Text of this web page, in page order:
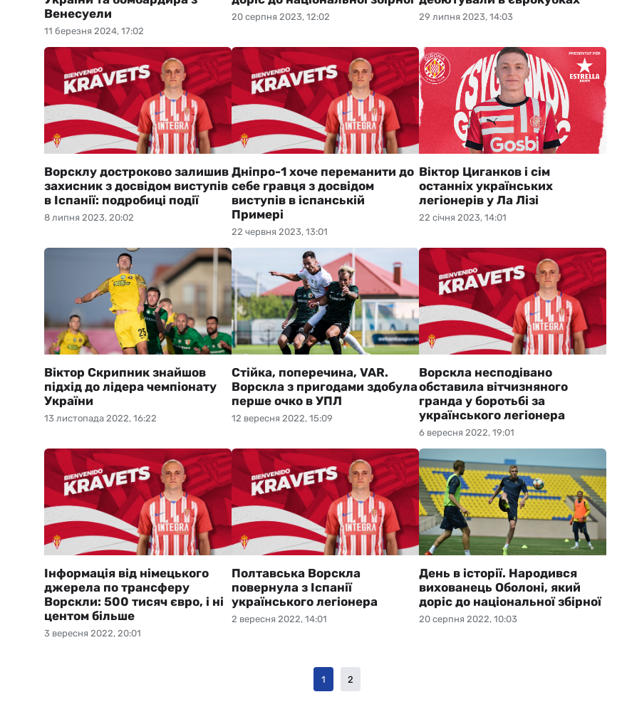
11 березня 2024, 17:02
Венесуели
20 серпня 2023, 12:02 29 липня 2023, 14:03
8 липня 2023, 20:02
Ворсклу достроково залишив
захисник з досвідом виступів
в Іспанії: подробиці події
22 червня 2023, 13:01
Дніпро-1 хоче переманити до
себе гравця з досвідом
виступів в іспанській
Примері
22 січня 2023, 14:01
Віктор Циганков і сім
останніх українських
легіонерів у Ла Лізі
13 листопада 2022, 16:22
Віктор Скрипник знайшов
підхід до лідера чемпіонату
України
12 вересня 2022, 15:09
Стійка, поперечина, VAR.
Ворскла з пригодами здобула
перше очко в УПЛ
6 вересня 2022, 19:01
Ворскла несподівано
обставила вітчизняного
гранда у боротьбі за
українського легіонера
3 вересня 2022, 20:01
Інформація від німецького
джерела по трансферу
Ворскли: 500 тисяч євро, і ні
центом більше
2 вересня 2022, 14:01
Полтавська Ворскла
повернула з Іспанії
українського легіонера
20 серпня 2022, 10:03
День в історії. Народився
вихованець Оболоні, який
доріс до національної збірної
1 2